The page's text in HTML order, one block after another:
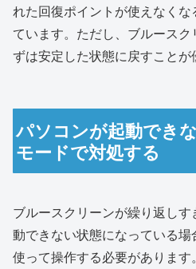
れた回復ポイントが使えなく
ています。ただし、ブルース
ずは安定した状態に戻すことが
パソコンが起動でき
モードで対処する
ブルースクリーンが繰り返し
動できない状態になっている
使って操作する必要があります